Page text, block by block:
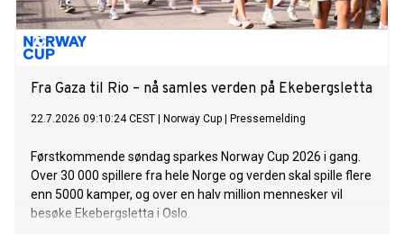
Fra Gaza til Rio – nå samles verden på Ekebergsletta
22.7.2026 09:10:24 CEST Norway Cup Pressemelding
Førstkommende søndag sparkes Norway Cup 2026 i gang.
Over 30 000 spillere fra hele Norge og verden skal spille flere
enn 5000 kamper, og over en halv million mennesker vil
besøke Ekebergsletta i Oslo.